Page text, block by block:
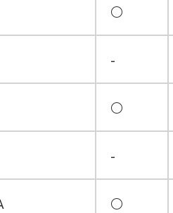
○
-
○
-
○